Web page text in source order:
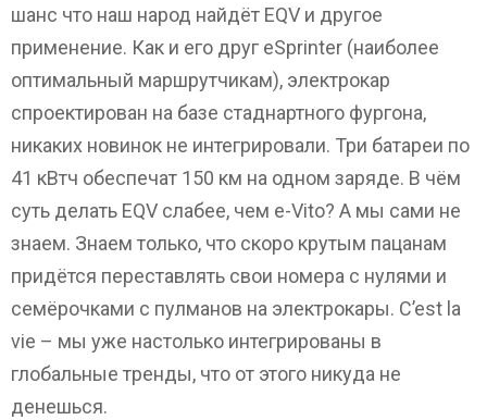
шанс что наш народ найдёт EQV и другое
применение. Как и его друг eSprinter (наиболее
оптимальный маршрутчикам), электрокар
спроектирован на базе стаднартного фургона,
никаких новинок не интегрировали. Три батареи по
41 кВтч обеспечат 150 км на одном заряде. В чём
суть делать EQV слабее, чем e-Vito? А мы сами не
знаем. Знаем только, что скоро крутым пацанам
придётся переставлять свои номера с нулями и
семёрочками с пулманов на электрокары. C’est la
vie – мы уже настолько интегрированы в
глобальные тренды, что от этого никуда не
денешься.